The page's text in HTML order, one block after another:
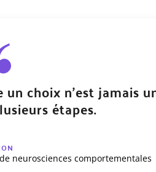
un choix n’est jamais
étapes.
neurosciences comportementales